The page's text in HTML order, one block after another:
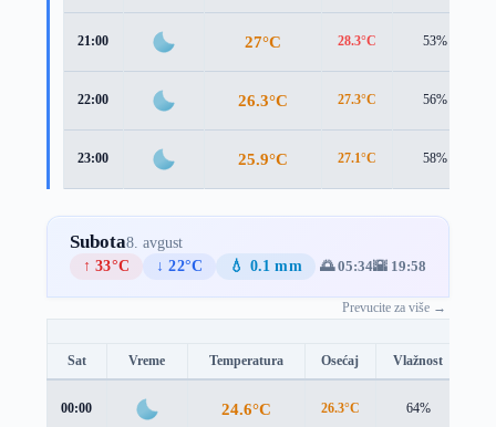
21:00 27°C 28.3°C 53%
22:00 26.3°C 27.3°C 56%
23:00 25.9°C 27.1°C 58%
Subota8. avgust
↑ 33°C
↓ 22°C 💧 0.1 mm 🌅 05:34🌇 19:58
Prevucite za više →
Sat Vreme Temperatura Osećaj Vlažnost
00:00 24.6°C 26.3°C 64%